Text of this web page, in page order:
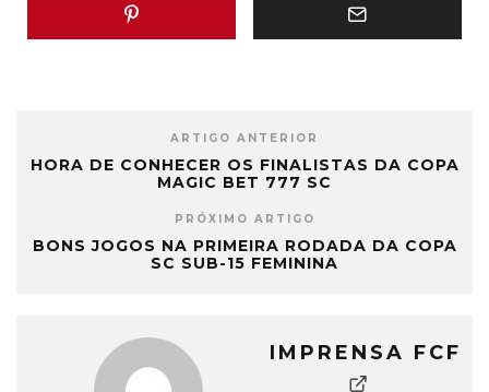
ARTIGO ANTERIOR
HORA DE CONHECER OS FINALISTAS DA COPA
MAGIC BET 777 SC
PRÓXIMO ARTIGO
BONS JOGOS NA PRIMEIRA RODADA DA COPA
SC SUB-15 FEMININA
IMPRENSA FCF